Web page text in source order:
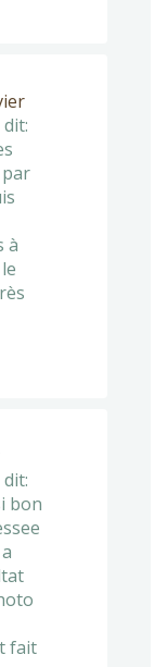
dit:
à
dit:
bon
fait